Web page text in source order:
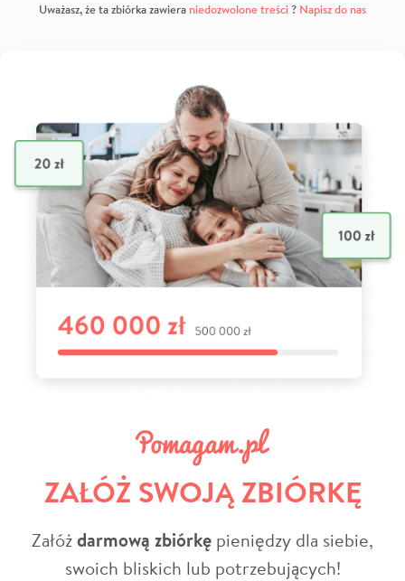
Uważasz, że ta zbiórka zawiera niedozwolone treści? Napisz do nas
ZAŁÓŻ SWOJĄ ZBIÓRKĘ
Załóżdarmową zbiórkę pieniędzy dla siebie,
swoich bliskich lub potrzebujących!